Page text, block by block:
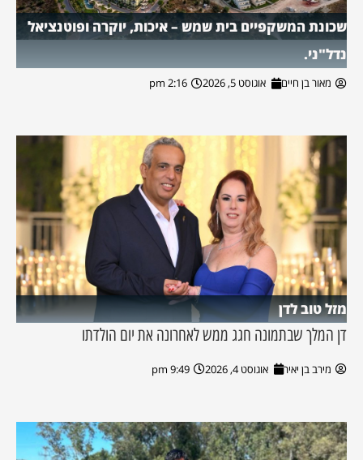
שכונת המשקפיים בית שמש – איכות, יוקרה ופוטנציאל
נדל"ני.
מאור בן חיים אוגוסט 5, 2026 2:16 pm
מזל טוב לדן
דן המלך שבתמונה חגג ממש לאחרונה את יום הולדתו
מירב בן יאיר אוגוסט 4, 2026 9:49 pm